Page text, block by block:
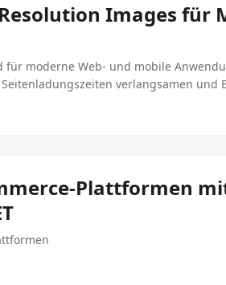
Images für
moderne Web- und mobile
verlangsamen und
in Spiel kommt. Durch die
.NET können Sie Qualität und
niedriger Hosting-Kosten und
werden wir untersuchen, wie man
kann. ...
Plattformen